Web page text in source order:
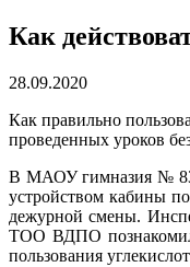
Как
28.09.2020
Как правильно
проведенных уроков
В МАОУ гимназия № 83,
устройством кабины
дежурной смены.
ТОО ВДПО
пользования